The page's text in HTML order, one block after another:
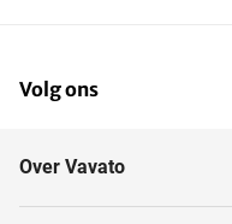
steenbewerkingscentra
Volg ons
Over Vavato